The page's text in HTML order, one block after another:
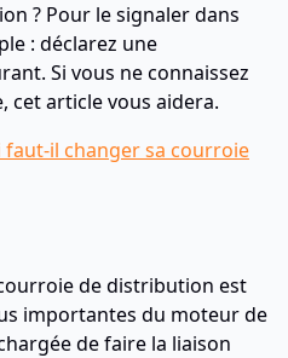
? Pour le signaler dans
: déclarez une
Si vous ne connaissez
cet article vous aidera.
faut-il changer sa courroie
de distribution est
importantes du moteur de
de faire la liaison